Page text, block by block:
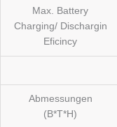
Max. Battery
Charging/ Dischargin
Eficincy
Abmessungen
(B*T*H)